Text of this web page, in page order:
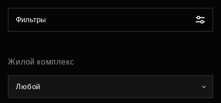
Фильтры
Жилой комплекс
Любой